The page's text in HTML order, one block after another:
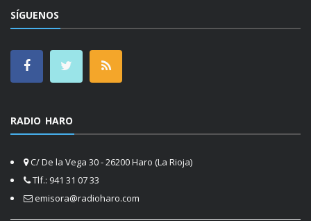
SÍGUENOS
RADIO HARO
C/ De la Vega 30 - 26200 Haro (La Rioja)
Tlf.: 941 31 07 33
emisora@radioharo.com